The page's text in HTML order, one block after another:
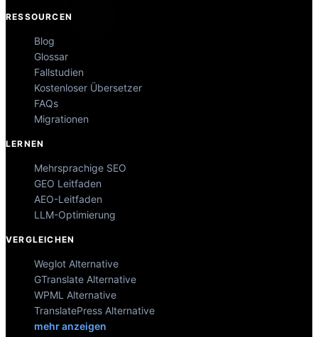
RESSOURCEN
Blog
Glossar
Fallstudien
Kostenloser Übersetzer
FAQs
Migrationen
LERNEN
Mehrsprachige SEO
GEO Leitfaden
AEO-Leitfaden
LLM-Optimierung
VERGLEICHEN
Weglot Alternative
GTranslate Alternative
WPML Alternative
TranslatePress Alternative
mehr anzeigen